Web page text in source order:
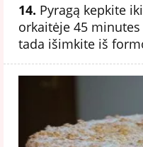
14. Pyragą kepkite
orkaitėje 45
tada išimkite iš